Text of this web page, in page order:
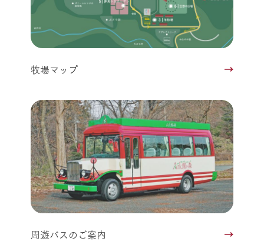
牧場マップ
周遊バスのご案内